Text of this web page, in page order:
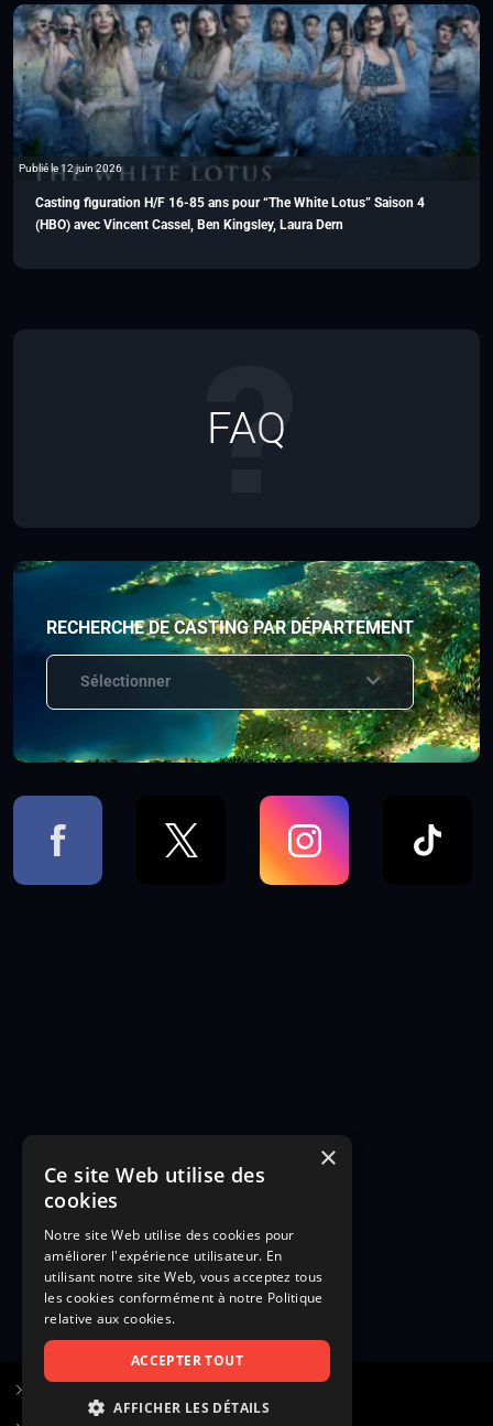
Publié le 12 juin 2026
Casting figuration H/F 16-85 ans pour “The White Lotus” Saison 4
(HBO) avec Vincent Cassel, Ben Kingsley, Laura Dern
FAQ
RECHERCHE DE CASTING PAR DÉPARTEMENT
Sélectionner
×
Ce site Web utilise des
cookies
Notre site Web utilise des cookies pour
améliorer l'expérience utilisateur. En
utilisant notre site Web, vous acceptez tous
les cookies conformément à notre Politique
relative aux cookies.
ACCEPTER TOUT
AFFICHER LES DÉTAILS